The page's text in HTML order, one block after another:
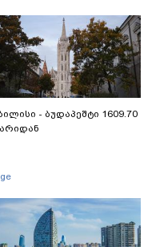
- ბუდაპეშტი 1609.70